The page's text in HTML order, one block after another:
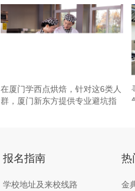
在厦门学西点烘焙，针对这6类人
群，厦门新东方提供专业避坑指
报名指南
学校地址及来校线路
热
金